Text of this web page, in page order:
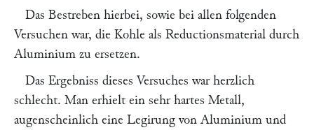
Das Bestreben hierbei, sowie bei allen folgenden
Versuchen war, die Kohle als Reductionsmaterial durch
Aluminium zu ersetzen.
Das Ergebniss dieses Versuches war herzlich
schlecht. Man erhielt ein sehr hartes Metall,
augenscheinlich eine Legirung von Aluminium und